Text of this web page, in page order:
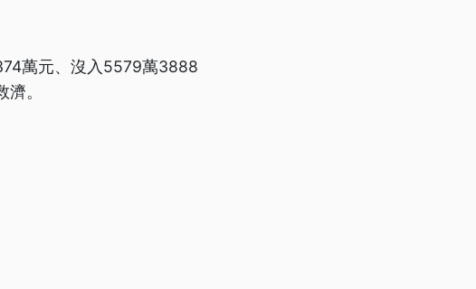
萬元、沒入5579萬3888
。